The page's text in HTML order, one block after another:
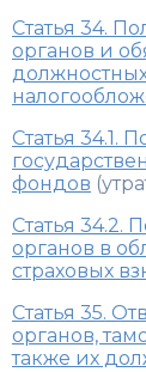
Статья 34.
органов и
Статья 34.1.
фондов
Статья 34.2.
органов в
страховых
Статья 35.
органов,
также их